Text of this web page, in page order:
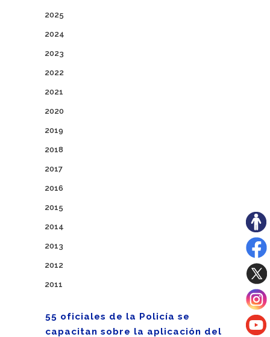
2025
2024
2023
2022
2021
2020
2019
2018
2017
2016
2015
2014
2013
2012
2011
55 oficiales de la Policía se
capacitan sobre la aplicación del